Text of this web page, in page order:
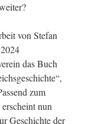
von Stefan
das Buch
zum
nun
Geschichte der